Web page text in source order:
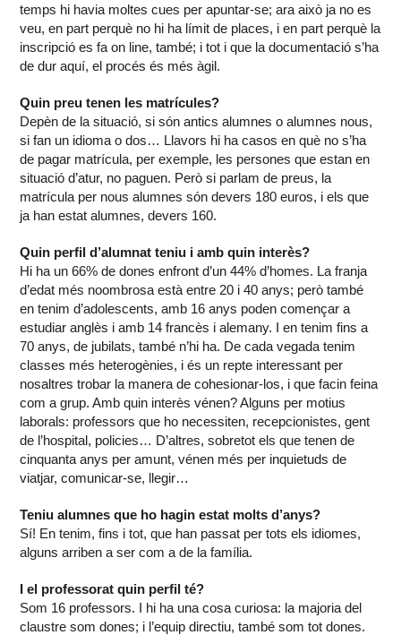
temps hi havia moltes cues per apuntar-se; ara això ja no es
veu, en part perquè no hi ha límit de places, i en part perquè la
inscripció es fa on line, també; i tot i que la documentació s’ha
de dur aquí, el procés és més àgil.
Quin preu tenen les matrícules?
Depèn de la situació, si són antics alumnes o alumnes nous,
si fan un idioma o dos… Llavors hi ha casos en què no s’ha
de pagar matrícula, per exemple, les persones que estan en
situació d’atur, no paguen. Però si parlam de preus, la
matrícula per nous alumnes són devers 180 euros, i els que
ja han estat alumnes, devers 160.
Quin perfil d’alumnat teniu i amb quin interès?
Hi ha un 66% de dones enfront d’un 44% d’homes. La franja
d’edat més noombrosa està entre 20 i 40 anys; però també
en tenim d’adolescents, amb 16 anys poden començar a
estudiar anglès i amb 14 francès i alemany. I en tenim fins a
70 anys, de jubilats, també n’hi ha. De cada vegada tenim
classes més heterogènies, i és un repte interessant per
nosaltres trobar la manera de cohesionar-los, i que facin feina
com a grup. Amb quin interès vénen? Alguns per motius
laborals: professors que ho necessiten, recepcionistes, gent
de l’hospital, policies… D’altres, sobretot els que tenen de
cinquanta anys per amunt, vénen més per inquietuds de
viatjar, comunicar-se, llegir…
Teniu alumnes que ho hagin estat molts d’anys?
Sí! En tenim, fins i tot, que han passat per tots els idiomes,
alguns arriben a ser com a de la família.
I el professorat quin perfil té?
Som 16 professors. I hi ha una cosa curiosa: la majoria del
claustre som dones; i l’equip directiu, també som tot dones.